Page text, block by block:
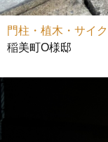
門柱・植木・サイ
稲美町O様邸